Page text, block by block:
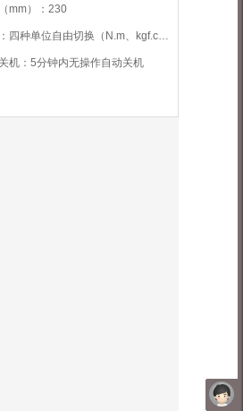
mm）：230
单位：四种单位自由切换（N.m、kgf.cm、Ibf.ft、Ibf.in）
机：5分钟内无操作自动关机